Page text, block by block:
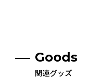
Goods
関連グッズ